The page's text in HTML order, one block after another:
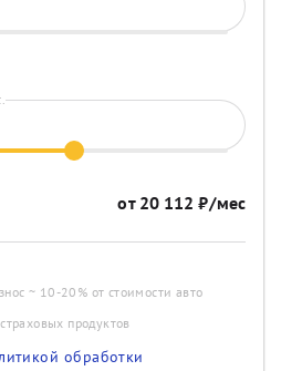
от 20 112 ₽/мес
~ 10-20% от стоимости авто
продуктов
обработки